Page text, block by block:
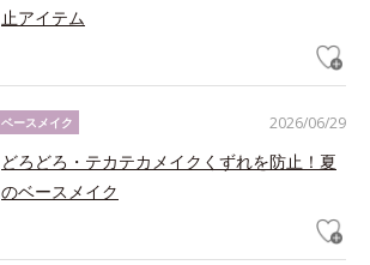
止アイテム
2026/06/29
ベースメイク
どろどろ・テカテカメイクくずれを防止！夏
のベースメイク